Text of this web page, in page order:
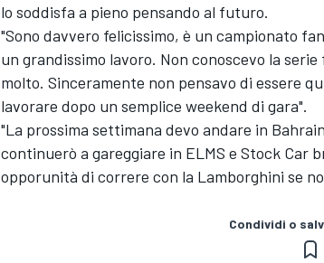
RALLY
lo soddisfa a pieno pensando al futuro.
"Sono davvero felicissimo, è un campionato
un grandissimo lavoro. Non conoscevo la
molto. Sinceramente non pensavo di essere
lavorare dopo un semplice weekend di gara".
"La prossima settimana devo andare in
continuerò a gareggiare in ELMS e Stock Car
opporunità di correre con la Lamborghini se
Condividi o